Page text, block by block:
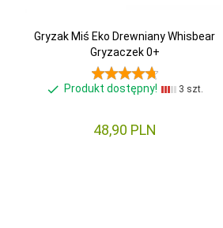
Gryzak Miś Eko Drewniany Whisbear
Gryzaczek 0+
Produkt dostępny! 3 szt.
48,90 PLN